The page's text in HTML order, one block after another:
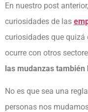
En nuestro post
curiosidades de las
curiosidades que quizá
ocurre con otros
las mudanzas
No es que sea una
personas nos